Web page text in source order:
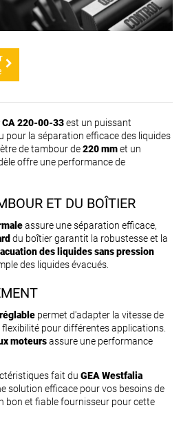
CA 220-00-33est un puissant
pour la séparation efficace des liquides
de tambour de220 mmet un
offre une performance de
ET DU BOÎTIER
assure une séparation efficace,
du boîtier garantit la robustesse et la
des liquides sans pression
des liquides évacués.
permet d'adapter la vitesse de
pour différentes applications.
moteursassure une performance
fait du GEA Westfalia
solution efficace pour vos besoins de
bon et fiable fournisseur pour cette